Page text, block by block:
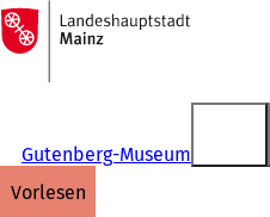
Inhalt anspringen
Zur
Startseite
Gutenberg-Museum
vorlesen